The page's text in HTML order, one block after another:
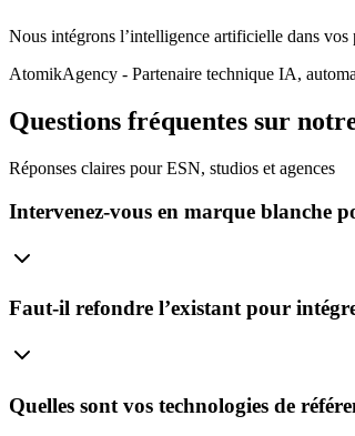
Nous intégrons l’intelligence artificielle dans vos
AtomikAgency - Partenaire technique IA,
Questions fréquentes sur
Réponses claires pour ESN, studios et agences
Intervenez-vous en marque blanche
Faut-il refondre l’existant pour
Quelles sont vos technologies de